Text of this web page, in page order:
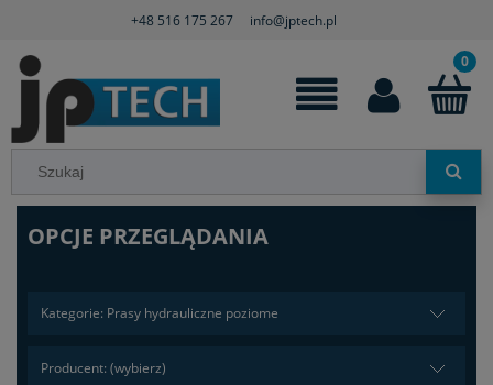
+48 516 175 267 info@jptech.pl
OPCJE PRZEGLĄDANIA
Kategorie: Prasy hydrauliczne poziome
Producent: (wybierz)